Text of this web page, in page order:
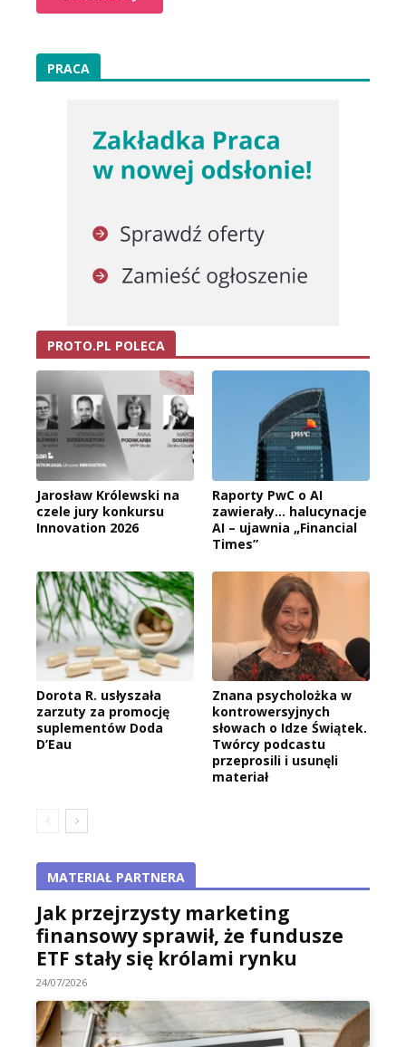
PRACA
PROTO.PL POLECA
Jarosław Królewski na
czele jury konkursu
Innovation 2026
Raporty PwC o AI
zawierały… halucynacje
AI – ujawnia „Financial
Times”
Dorota R. usłyszała
zarzuty za promocję
suplementów Doda
D’Eau
Znana psycholożka w
kontrowersyjnych
słowach o Idze Świątek.
Twórcy podcastu
przeprosili i usunęli
materiał
MATERIAŁ PARTNERA
Jak przejrzysty marketing
finansowy sprawił, że fundusze
ETF stały się królami rynku
24/07/2026